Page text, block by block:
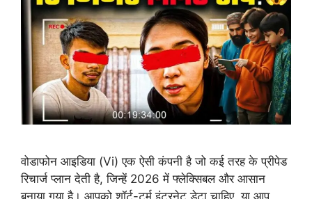
वोडाफोन आइडिया (Vi) एक ऐसी कंपनी है जो कई तरह के प्रीपेड
रिचार्ज प्लान देती है, जिन्हें 2026 में फ्लेक्सिबल और आसान
बनाया गया है। आपको शॉर्ट-टर्म इंटरनेट डेटा चाहिए, या आप